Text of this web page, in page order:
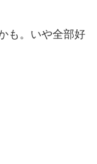
も。いや全部好